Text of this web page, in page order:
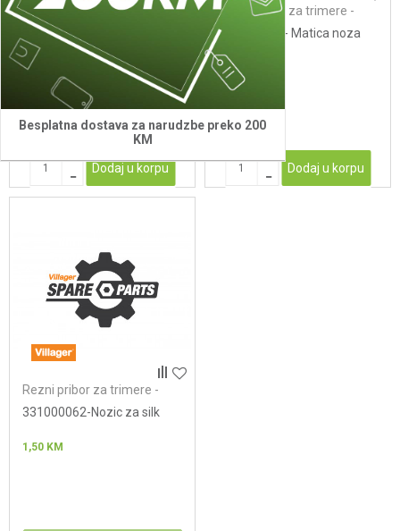
Besplatna dostava za narudzbe preko 200
KM
Rezni pribor za trimere -
noževi
310100593 - Nozevi trimera
za zivu ogradu kpt.
58,00
Dodaj u korpu
Rezni pribor za trimere -
noževi
CG305F.1-4 - Matica noza
3,00
Dodaj u korpu
Rezni pribor za trimere -
331000062-Nozic za silk
1,50 KM